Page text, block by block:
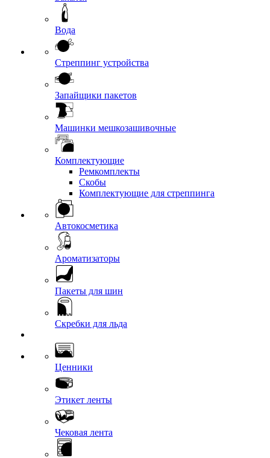
Вода
Стреппинг устройства
Запайщики пакетов
Машинки мешкозашивочные
Комплектующие
Ремкомплекты
Скобы
Комплектующие для стреппинга
Автокосметика
Ароматизаторы
Пакеты для шин
Скребки для льда
Ценники
Этикет ленты
Чековая лента